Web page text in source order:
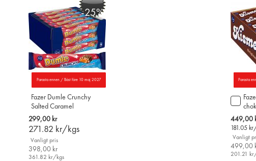
-25%
Parasta ennen / Bäst före 10 maj 2027
Fazer Dumle Crunchy
Salted Caramel
chokladstrycksak 55g x
20st
299,00 kr
271.82 kr/kgs
Vanligt pris
398,00 kr
361.82 kr/kgs
Parasta
45st
Special
Price
449,00
181.05
Vanligt
499,00
201.21
Lägg
till
i